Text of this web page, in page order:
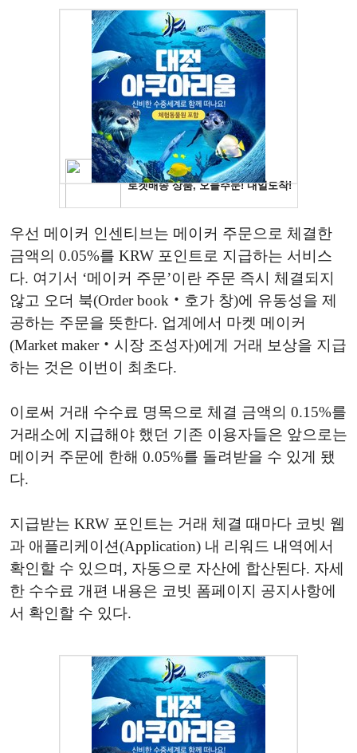
우선 메이커 인센티브는 메이커 주문으로 체결한
금액의 0.05%를 KRW 포인트로 지급하는 서비스
다. 여기서 ‘메이커 주문’이란 주문 즉시 체결되지
않고 오더 북(Order book‧호가 창)에 유동성을 제
공하는 주문을 뜻한다. 업계에서 마켓 메이커
(Market maker‧시장 조성자)에게 거래 보상을 지급
하는 것은 이번이 최초다.
이로써 거래 수수료 명목으로 체결 금액의 0.15%를
거래소에 지급해야 했던 기존 이용자들은 앞으로는
메이커 주문에 한해 0.05%를 돌려받을 수 있게 됐
다.
지급받는 KRW 포인트는 거래 체결 때마다 코빗 웹
과 애플리케이션(Application) 내 리워드 내역에서
확인할 수 있으며, 자동으로 자산에 합산된다. 자세
한 수수료 개편 내용은 코빗 폼페이지 공지사항에
서 확인할 수 있다.